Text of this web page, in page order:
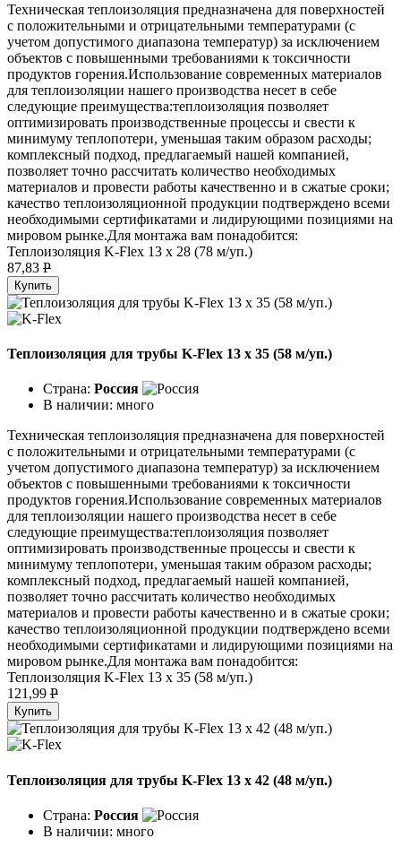
Техническая теплоизоляция предназначена для поверхностей
с положительными и отрицательными температурами (с
учетом допустимого диапазона температур) за исключением
объектов с повышенными требованиями к токсичности
продуктов горения.Использование современных материалов
для теплоизоляции нашего производства несет в себе
следующие преимущества:теплоизоляция позволяет
оптимизировать производственные процессы и свести к
минимуму теплопотери, уменьшая таким образом расходы;
комплексный подход, предлагаемый нашей компанией,
позволяет точно рассчитать количество необходимых
материалов и провести работы качественно и в сжатые сроки;
качество теплоизоляционной продукции подтверждено всеми
необходимыми сертификатами и лидирующими позициями на
мировом рынке.Для монтажа вам понадобится:
Теплоизоляция K-Flex 13 х 28 (78 м/уп.)
87,83 P
Купить
Теплоизоляция для трубы K-Flex 13 х 35 (58 м/уп.)
Страна: Россия
В наличии: много
Техническая теплоизоляция предназначена для поверхностей
с положительными и отрицательными температурами (с
учетом допустимого диапазона температур) за исключением
объектов с повышенными требованиями к токсичности
продуктов горения.Использование современных материалов
для теплоизоляции нашего производства несет в себе
следующие преимущества:теплоизоляция позволяет
оптимизировать производственные процессы и свести к
минимуму теплопотери, уменьшая таким образом расходы;
комплексный подход, предлагаемый нашей компанией,
позволяет точно рассчитать количество необходимых
материалов и провести работы качественно и в сжатые сроки;
качество теплоизоляционной продукции подтверждено всеми
необходимыми сертификатами и лидирующими позициями на
мировом рынке.Для монтажа вам понадобится:
Теплоизоляция K-Flex 13 х 35 (58 м/уп.)
121,99 P
Купить
Теплоизоляция для трубы K-Flex 13 х 42 (48 м/уп.)
Страна: Россия
В наличии: много